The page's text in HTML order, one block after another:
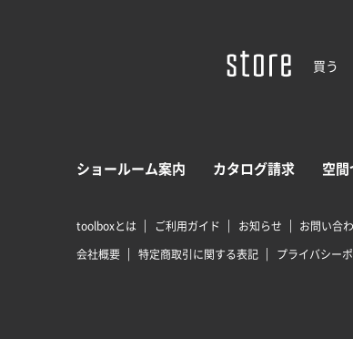
買う
ショールーム案内 カタログ請求 空
toolboxとは ご利用ガイド お知らせ お問い合
会社概要
特定商取引に関する表記 プライバシー